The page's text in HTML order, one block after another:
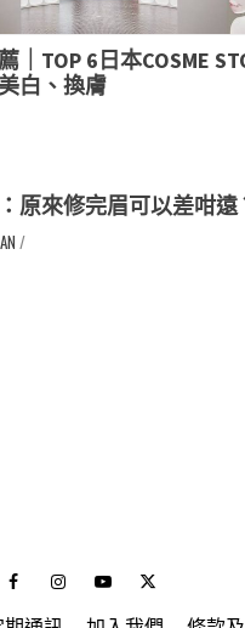
｜TOP 6日本COSME
白、換膚
原來修完眉可以差咁遠
/
FacebookInstagramYoutubeTwitter